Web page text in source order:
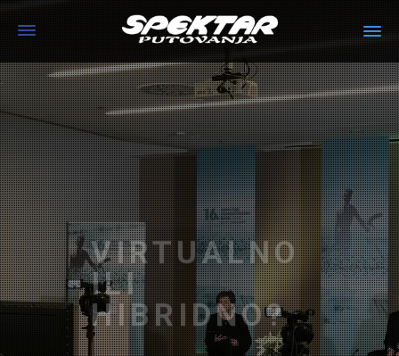
VIRTUALNO
ILI
HIBRIDNO?
Kod planiranja virtualnog ili hibridnog
događanja važno je odabrati pravi format i
tehnologiju...